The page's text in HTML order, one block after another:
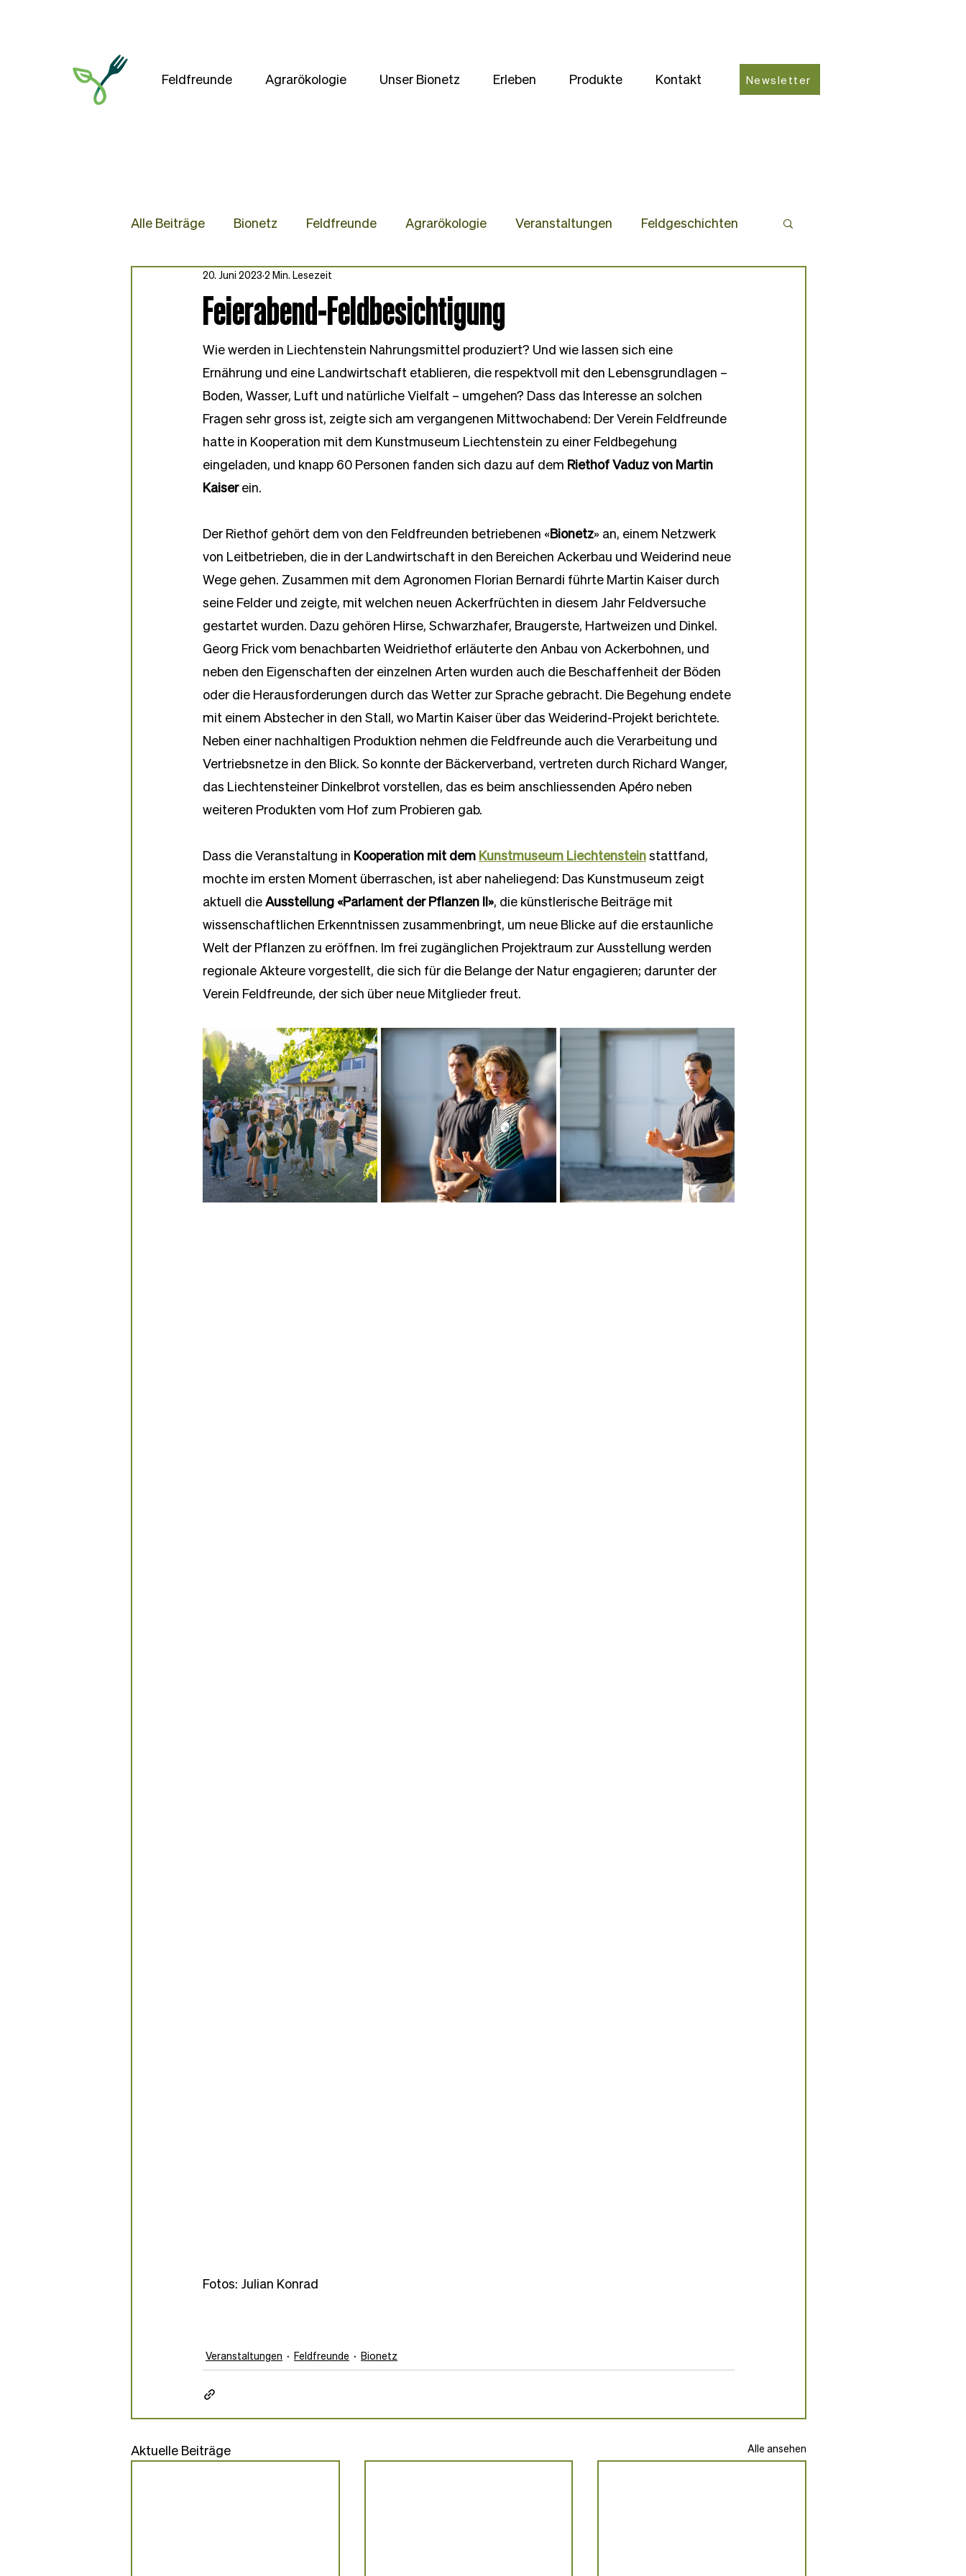
Feldfreunde Agrarökologie Unser Bionetz Erleben Produkte Kontakt Newsletter
Alle Beiträge Bionetz Feldfreunde Agrarökologie Veranstaltungen Feldgeschichten
Blog Rezepte
Feierabend-Feldbesichtigung
20. Juni 2023 2 Min. Lesezeit
Wie werden in Liechtenstein Nahrungsmittel produziert? Und wie lassen sich eine
Ernährung und eine Landwirtschaft etablieren, die respektvoll mit den Lebensgrundlagen –
Boden, Wasser, Luft und natürliche Vielfalt – umgehen? Dass das Interesse an solchen
Fragen sehr gross ist, zeigte sich am vergangenen Mittwochabend: Der Verein Feldfreunde
hatte in Kooperation mit dem Kunstmuseum Liechtenstein zu einer Feldbegehung
eingeladen, und knapp 60 Personen fanden sich dazu auf dem Riethof Vaduz von Martin
Kaiser ein.
Der Riethof gehört dem von den Feldfreunden betriebenen «Bionetz» an, einem Netzwerk
von Leitbetrieben, die in der Landwirtschaft in den Bereichen Ackerbau und Weiderind neue
Wege gehen. Zusammen mit dem Agronomen Florian Bernardi führte Martin Kaiser durch
seine Felder und zeigte, mit welchen neuen Ackerfrüchten in diesem Jahr Feldversuche
gestartet wurden. Dazu gehören Hirse, Schwarzhafer, Braugerste, Hartweizen und Dinkel.
Georg Frick vom benachbarten Weidriethof erläuterte den Anbau von Ackerbohnen, und
neben den Eigenschaften der einzelnen Arten wurden auch die Beschaffenheit der Böden
oder die Herausforderungen durch das Wetter zur Sprache gebracht. Die Begehung endete
mit einem Abstecher in den Stall, wo Martin Kaiser über das Weiderind-Projekt berichtete.
Neben einer nachhaltigen Produktion nehmen die Feldfreunde auch die Verarbeitung und
Vertriebsnetze in den Blick. So konnte der Bäckerverband, vertreten durch Richard Wanger,
das Liechtensteiner Dinkelbrot vorstellen, das es beim anschliessenden Apéro neben
weiteren Produkten vom Hof zum Probieren gab.
Dass die Veranstaltung in Kooperation mit dem Kunstmuseum Liechtenstein stattfand,
mochte im ersten Moment überraschen, ist aber naheliegend: Das Kunstmuseum zeigt
aktuell die Ausstellung «Parlament der Pflanzen II», die künstlerische Beiträge mit
wissenschaftlichen Erkenntnissen zusammenbringt, um neue Blicke auf die erstaunliche
Welt der Pflanzen zu eröffnen. Im frei zugänglichen Projektraum zur Ausstellung werden
regionale Akteure vorgestellt, die sich für die Belange der Natur engagieren; darunter der
Verein Feldfreunde, der sich über neue Mitglieder freut.
Fotos: Julian Konrad
Veranstaltungen Feldfreunde Bionetz
Aktuelle Beiträge Alle ansehen